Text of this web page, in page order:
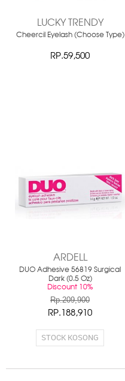
LUCKY TRENDY
Cheercil Eyelash (Choose Type)
RP.59,500
ARDELL
DUO Adhesive 56819 Surgical
Dark (0.5 Oz)
Discount 10%
Rp.209,900
RP.188,910
STOCK KOSONG